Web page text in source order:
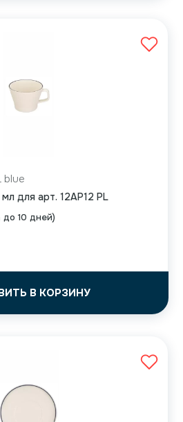
до 10 дней)
blue
для арт. 12AP12 PL
В КОРЗИНУ